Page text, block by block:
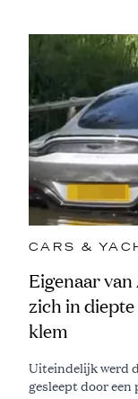
CARS &
Eigenaar
zich in
klem
Uiteindelijk werd
gesleept door